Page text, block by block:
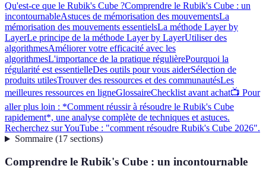
Qu'est-ce que le Rubik's Cube ?Comprendre le Rubik's Cube : un
incontournableAstuces de mémorisation des mouvementsLa
mémorisation des mouvements essentielsLa méthode Layer by
LayerLe principe de la méthode Layer by LayerUtiliser des
algorithmesAméliorer votre efficacité avec les
algorithmesL'importance de la pratique régulièrePourquoi la
régularité est essentielleDes outils pour vous aiderSélection de
produits utilesTrouver des ressources et des communautésLes
meilleures ressources en ligneGlossaireChecklist avant achat📺 Pour
aller plus loin : *Comment réussir à résoudre le Rubik's Cube
rapidement*, une analyse complète de techniques et astuces.
Recherchez sur YouTube : "comment résoudre Rubik's Cube 2026".
Sommaire(17 sections)
Comprendre le Rubik's Cube : un incontournable